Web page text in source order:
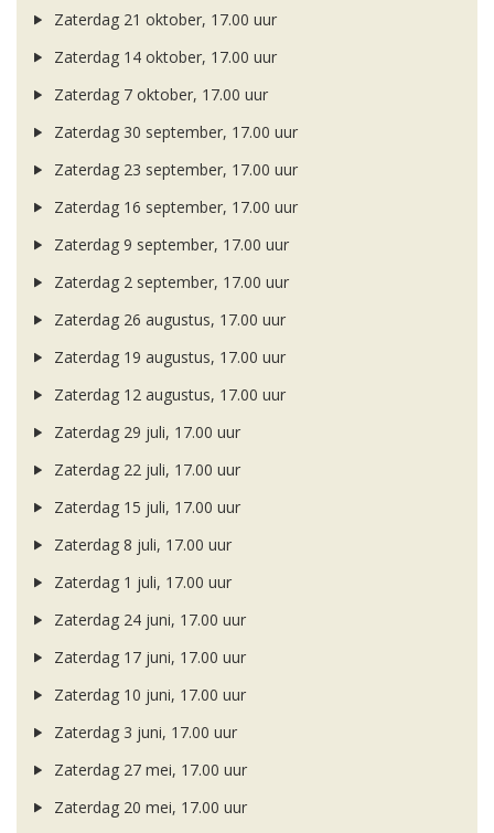
Zaterdag 21 oktober, 17.00 uur
Zaterdag 14 oktober, 17.00 uur
Zaterdag 7 oktober, 17.00 uur
Zaterdag 30 september, 17.00 uur
Zaterdag 23 september, 17.00 uur
Zaterdag 16 september, 17.00 uur
Zaterdag 9 september, 17.00 uur
Zaterdag 2 september, 17.00 uur
Zaterdag 26 augustus, 17.00 uur
Zaterdag 19 augustus, 17.00 uur
Zaterdag 12 augustus, 17.00 uur
Zaterdag 29 juli, 17.00 uur
Zaterdag 22 juli, 17.00 uur
Zaterdag 15 juli, 17.00 uur
Zaterdag 8 juli, 17.00 uur
Zaterdag 1 juli, 17.00 uur
Zaterdag 24 juni, 17.00 uur
Zaterdag 17 juni, 17.00 uur
Zaterdag 10 juni, 17.00 uur
Zaterdag 3 juni, 17.00 uur
Zaterdag 27 mei, 17.00 uur
Zaterdag 20 mei, 17.00 uur